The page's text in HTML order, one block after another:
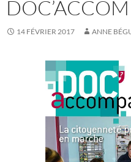
14 FÉVRIER 2017 ANNE